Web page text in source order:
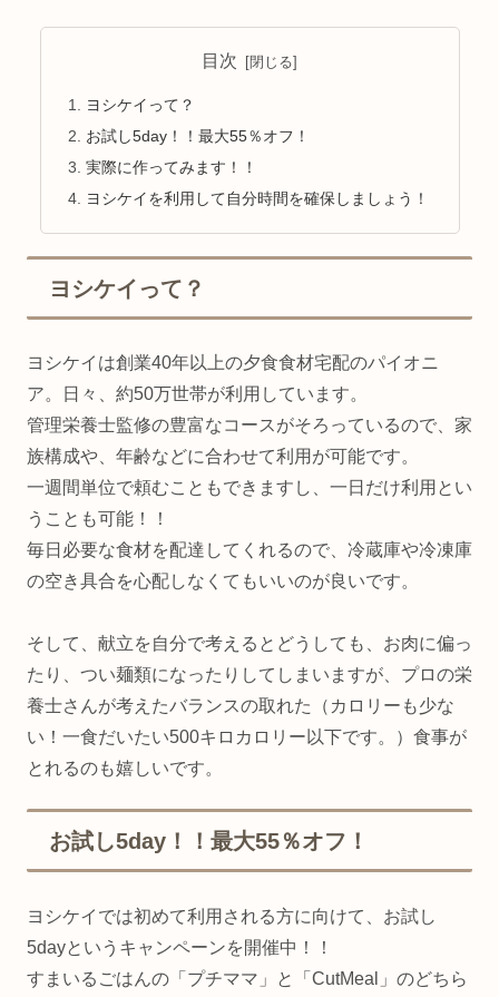
目次
ヨシケイって？
お試し5day！！最大55％オフ！
実際に作ってみます！！
ヨシケイを利用して自分時間を確保しましょう！
ヨシケイって？
ヨシケイは創業40年以上の夕食食材宅配のパイオニ
ア。日々、約50万世帯が利用しています。
管理栄養士監修の豊富なコースがそろっているので、家
族構成や、年齢などに合わせて利用が可能です。
一週間単位で頼むこともできますし、一日だけ利用とい
うことも可能！！
毎日必要な食材を配達してくれるので、冷蔵庫や冷凍庫
の空き具合を心配しなくてもいいのが良いです。
そして、献立を自分で考えるとどうしても、お肉に偏っ
たり、つい麺類になったりしてしまいますが、プロの栄
養士さんが考えたバランスの取れた（カロリーも少な
い！一食だいたい500キロカロリー以下です。）食事が
とれるのも嬉しいです。
お試し5day！！最大55％オフ！
ヨシケイでは初めて利用される方に向けて、お試し
5dayというキャンペーンを開催中！！
すまいるごはんの「プチママ」と「CutMeal」のどちら